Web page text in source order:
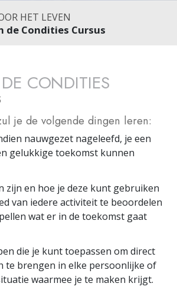
HET LEVEN
de Condities Cursus
CONDITIES
je de volgende dingen leren:
nauwgezet nageleefd, je een
gelukkige toekomst kunnen
zijn en hoe je deze kunt gebruiken
van iedere activiteit te beoordelen
wat er in de toekomst gaat
die je kunt toepassen om direct
te brengen in elke persoonlijke of
waarmee je te maken krijgt.